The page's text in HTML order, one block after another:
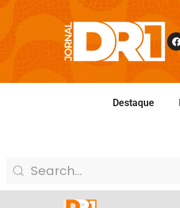
Destaque